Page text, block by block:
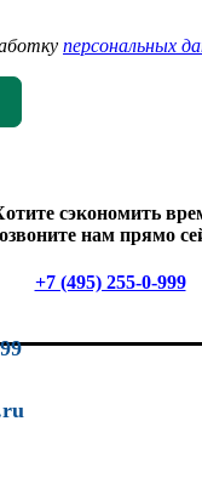
персональных
сэкономить
нам прямо
+7 (495) 255-0-999